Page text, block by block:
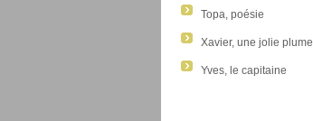
Topa, poésie
Xavier, une jolie plume
Yves, le capitaine